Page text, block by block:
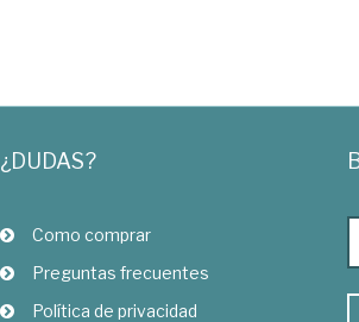
¿DUDAS?
Como comprar
Preguntas frecuentes
Política de privacidad